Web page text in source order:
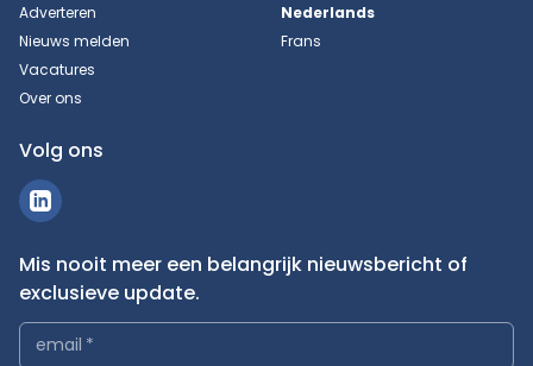
Adverteren
Nieuws melden
Vacatures
Over ons
Nederlands
Frans
Volg ons
Mis nooit meer een belangrijk nieuwsbericht of
exclusieve update.
email *